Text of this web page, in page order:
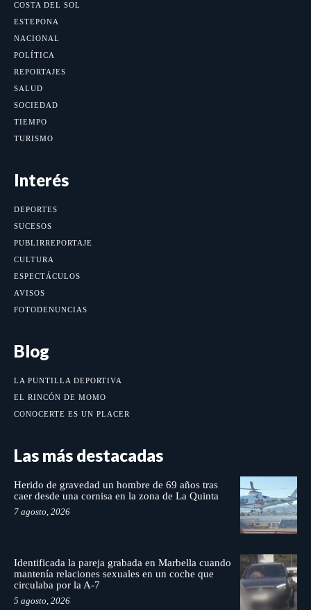
COSTA DEL SOL
ESTEPONA
NACIONAL
POLÍTICA
REPORTAJES
SALUD
SOCIEDAD
TIEMPO
TURISMO
Interés
DEPORTES
SUCESOS
PUBLIRREPORTAJE
CULTURA
ESPECTÁCULOS
AVISOS
FOTODENUNCIAS
Blog
LA PUNTILLA DEPORTIVA
EL RINCÓN DE MOMO
CONOCERTE ES UN PLACER
Las más destacadas
Herido de gravedad un hombre de 69 años tras
caer desde una cornisa en la zona de La Quinta
7 agosto, 2026
Identificada la pareja grabada en Marbella cuando
mantenía relaciones sexuales en un coche que
circulaba por la A-7
5 agosto, 2026